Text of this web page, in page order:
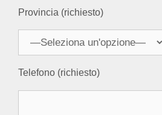
Provincia (richiesto)
Telefono (richiesto)